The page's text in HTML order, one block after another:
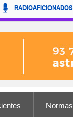
RADIOAFICIONADOS
Normas